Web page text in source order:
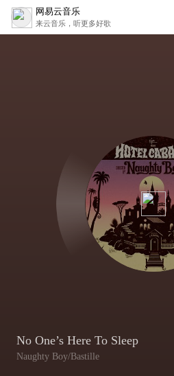
网易云音乐
来云音乐，听更多好歌
No One’s Here To Sleep
Naughty Boy/Bastille